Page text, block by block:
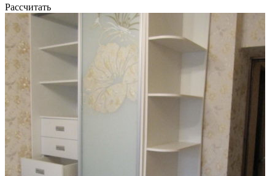
Рассчитать